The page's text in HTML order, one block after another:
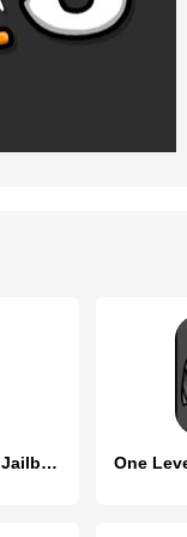
One Level 2 Stickman Jailbreak